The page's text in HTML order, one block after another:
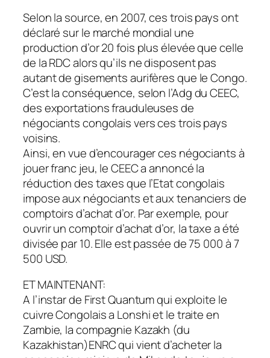
Selon la source, en 2007, ces trois pays ont
déclaré sur le marché mondial une
production d’or 20 fois plus élevée que celle
de la RDC alors qu’ils ne disposent pas
autant de gisements aurifères que le Congo.
C’est la conséquence, selon l’Adg du CEEC,
des exportations frauduleuses de
négociants congolais vers ces trois pays
voisins.
Ainsi, en vue d’encourager ces négociants à
jouer franc jeu, le CEEC a annoncé la
réduction des taxes que l’Etat congolais
impose aux négociants et aux tenanciers de
comptoirs d’achat d’or. Par exemple, pour
ouvrir un comptoir d’achat d’or, la taxe a été
divisée par 10. Elle est passée de 75 000 à 7
500 USD.
ET MAINTENANT:
A l’instar de First Quantum qui exploite le
cuivre Congolais a Lonshi et le traite en
Zambie, la compagnie Kazakh (du
Kazakhistan)ENRC qui vient d’acheter la